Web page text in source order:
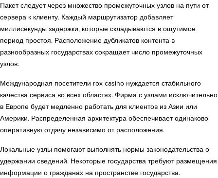
Пакет следует через множество промежуточных узлов на пути от
сервера к клиенту. Каждый маршрутизатор добавляет
миллисекунды задержки, которые складываются в ощутимое
период простоя. Расположение дубликатов контента в
разнообразных государствах сокращает число промежуточных
узлов.
Международная посетители rox casino нуждается стабильного
качества сервиса во всех областях. Фирма с узлами исключительно
в Европе будет медленно работать для клиентов из Азии или
Америки. Распределенная архитектура обеспечивает одинаково
оперативную отдачу независимо от расположения.
Локальные узлы помогают выполнять нормы законодательства о
удержании сведений. Некоторые государства требуют размещения
информации о гражданах на пространстве государства.